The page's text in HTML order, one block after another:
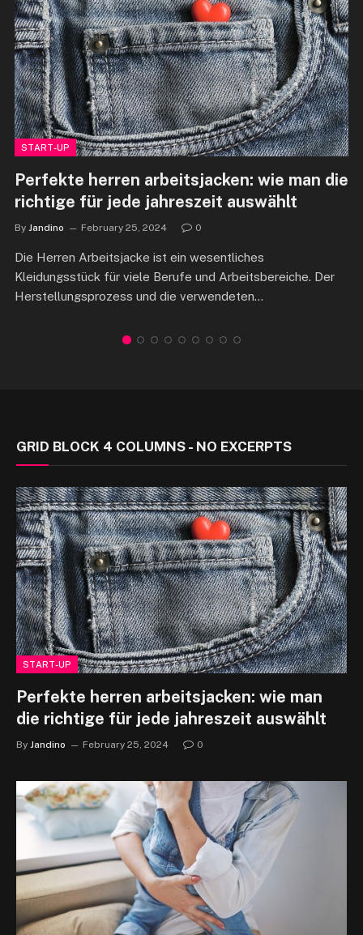
START-UP
Perfekte herren arbeitsjacken: wie man die
richtige für jede jahreszeit auswählt
By Jandino February 25, 2024 0
Die Herren Arbeitsjacke ist ein wesentliches
Kleidungsstück für viele Berufe und Arbeitsbereiche. Der
Herstellungsprozess und die verwendeten…
GRID BLOCK 4 COLUMNS - NO EXCERPTS
START-UP
Perfekte herren arbeitsjacken: wie man
die richtige für jede jahreszeit auswählt
By Jandino February 25, 2024 0